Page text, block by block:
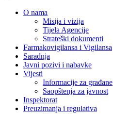
O nama
Misija i vizija
Tijela Agencije
Strateški dokumenti
Farmakovigilansa i Vigilansa
Saradnja
Javni pozivi i nabavke
Vijesti
Informacije za građane
Saopštenja za javnost
Inspektorat
Preuzimanja i regulativa